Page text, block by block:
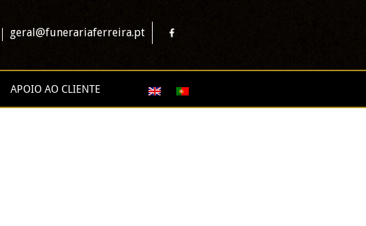
geral@funerariaferreira.pt
APOIO AO CLIENTE